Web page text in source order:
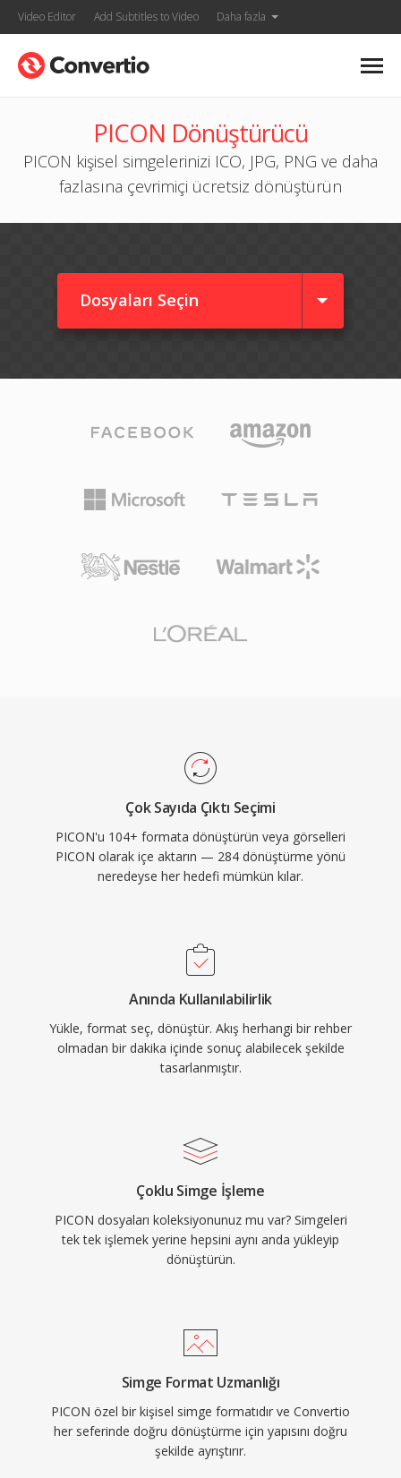
Video Editor Add Subtitles to Video Daha fazla
PICON Dönüştürücü
PICON kişisel simgelerinizi ICO, JPG, PNG ve daha
fazlasına çevrimiçi ücretsiz dönüştürün
Dosyaları Seçin
Çok Sayıda Çıktı Seçimi
PICON'u 104+ formata dönüştürün veya görselleri
PICON olarak içe aktarın — 284 dönüştürme yönü
neredeyse her hedefi mümkün kılar.
Anında Kullanılabilirlik
Yükle, format seç, dönüştür. Akış herhangi bir rehber
olmadan bir dakika içinde sonuç alabilecek şekilde
tasarlanmıştır.
Çoklu Simge İşleme
PICON dosyaları koleksiyonunuz mu var? Simgeleri
tek tek işlemek yerine hepsini aynı anda yükleyip
dönüştürün.
Simge Format Uzmanlığı
PICON özel bir kişisel simge formatıdır ve Convertio
her seferinde doğru dönüştürme için yapısını doğru
şekilde ayrıştırır.